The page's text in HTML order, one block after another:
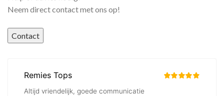
Neem direct contact met ons op!
Contact